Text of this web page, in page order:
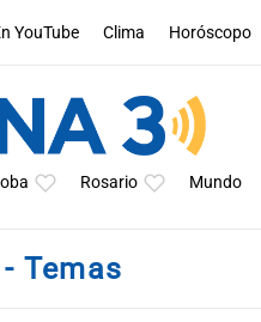
YouTube Clima Horóscopo
Rosario Mundo
Temas